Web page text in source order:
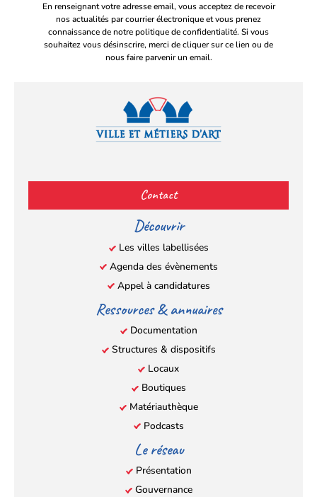
En renseignant votre adresse email, vous acceptez de recevoir
nos actualités par courrier électronique et vous prenez
connaissance de notre politique de confidentialité. Si vous
souhaitez vous désinscrire, merci de cliquer sur ce lien ou de
nous faire parvenir un email.
(s’ouvre
dans
un
nouvel
onglet)
(s’ouvre
dans
un
nouvel
onglet)
(s’ouvre
dans
un
nouvel
onglet)
(s’ouvre
un
nouvel
onglet)
Contact
Découvrir
Les villes labellisées
Agenda des évènements
Appel à candidatures
Ressources & annuaires
Documentation
Structures & dispositifs
Locaux
Boutiques
Matériauthèque
Podcasts
Le réseau
Présentation
Gouvernance